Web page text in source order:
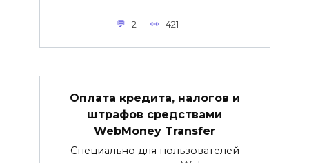
2 421
Оплата кредита, налогов и
штрафов средствами
WebMoney Transfer
Специально для пользователей